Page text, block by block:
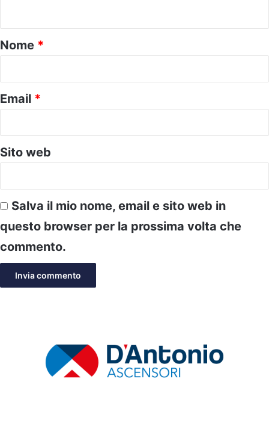
o
*
Nome *
Email *
Sito web
Salva il mio nome, email e sito web in
questo browser per la prossima volta che
commento.